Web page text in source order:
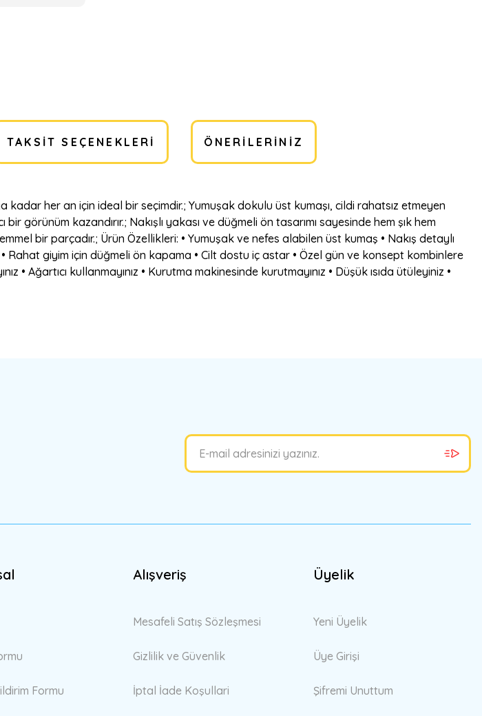
TAKSIT SEÇENEKLERI ÖNERILERINIZ
her an için ideal bir seçimdir.; Yumuşak dokulu üst kumaşı, cildi rahatsız etmeyen
görünüm kazandırır.; Nakışlı yakası ve düğmeli ön tasarımı sayesinde hem şık hem
bir parçadır.; Ürün Özellikleri: • Yumuşak ve nefes alabilen üst kumaş • Nakış detaylı
Rahat giyim için düğmeli ön kapama • Cilt dostu iç astar • Özel gün ve konsept kombinlere
• Ağartıcı kullanmayınız • Kurutma makinesinde kurutmayınız • Düşük ısıda ütüleyiniz •
Formu
Alışveriş
Mesafeli Satış Sözleşmesi
Gizlilik ve Güvenlik
İptal İade Koşullari
Üyelik
Yeni Üyelik
Üye Girişi
Şifremi Unuttum